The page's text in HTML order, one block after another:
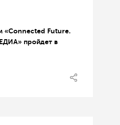
Future.
пройдет в